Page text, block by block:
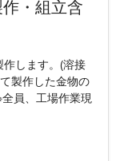
・組立含
作します。(溶接
製作した金物の
員、工場作業現